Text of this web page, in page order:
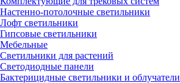
Настенно-потолочные светильники
Лофт светильники
Гипсовые светильники
Мебельные
Светильники для растений
Светодиодные панели
Бактерицидные светильники и облучатели